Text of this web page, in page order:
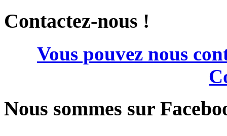
Contactez-nous !
Vous pouvez nous
Nous sommes sur